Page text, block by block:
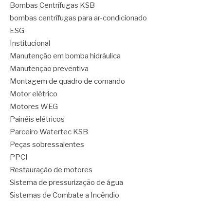
Bombas Centrífugas KSB
bombas centrífugas para ar-condicionado
ESG
Institucional
Manutenção em bomba hidráulica
Manutenção preventiva
Montagem de quadro de comando
Motor elétrico
Motores WEG
Painéis elétricos
Parceiro Watertec KSB
Peças sobressalentes
PPCI
Restauração de motores
Sistema de pressurização de água
Sistemas de Combate a Incêndio